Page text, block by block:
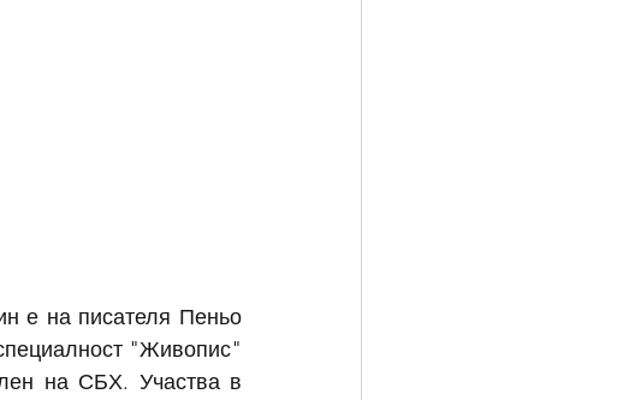
е на писателя Пеньо
"Живопис"
на СБХ. Участва в